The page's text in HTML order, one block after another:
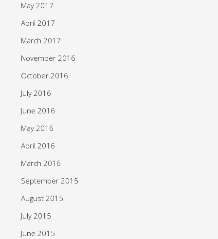
May 2017
April 2017
March 2017
November 2016
October 2016
July 2016
June 2016
May 2016
April 2016
March 2016
September 2015
August 2015
July 2015
June 2015